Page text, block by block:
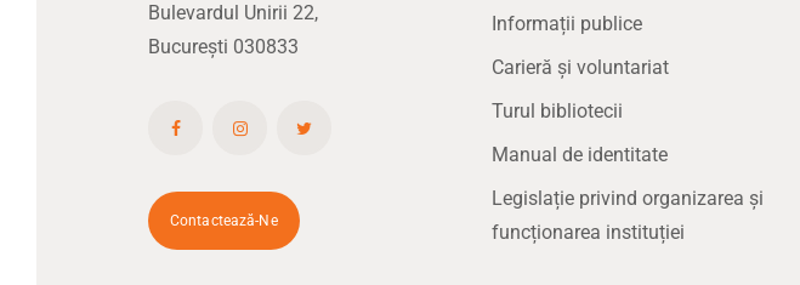
Bulevardul Unirii 22,
București 030833
Contactează-Ne
Informații publice
Carieră și voluntariat
Turul bibliotecii
Manual de identitate
Legislație privind organizarea și
funcționarea instituției